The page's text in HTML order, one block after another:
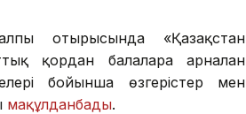
отырысында «Қазақстан
қордан балаларға арналған
бойынша өзгерістер мен
мақұлданбады.